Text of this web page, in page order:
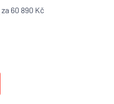
za 60 890 Kč